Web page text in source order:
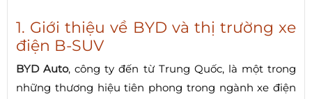
1. Giới thiệu về BYD và thị trường xe
điện B‑SUV
BYD Auto, công ty đến từ Trung Quốc, là một trong
những thương hiệu tiên phong trong ngành xe điện